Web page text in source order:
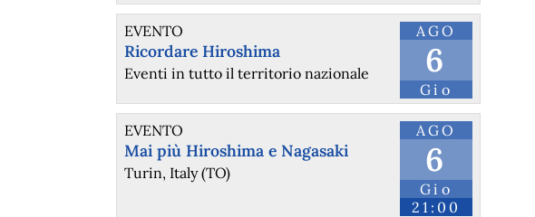
AGO
6
Gio
EVENTO
Ricordare Hiroshima
Eventi in tutto il territorio nazionale
AGO
6
Gio
21:00
EVENTO
Mai più Hiroshima e Nagasaki
Turin, Italy (TO)